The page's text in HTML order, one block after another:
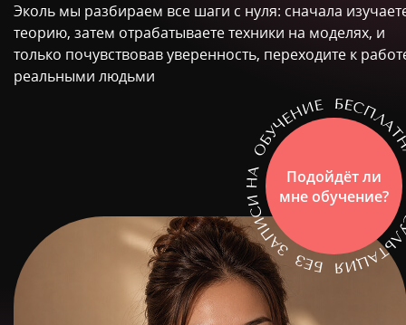
Эколь мы разбираем все шаги с нуля: сначала
теорию, затем отрабатываете техники на моделях, и
только почувствовав уверенность, переходите к
реальными людьми
Подойдёт ли
мне обучение?